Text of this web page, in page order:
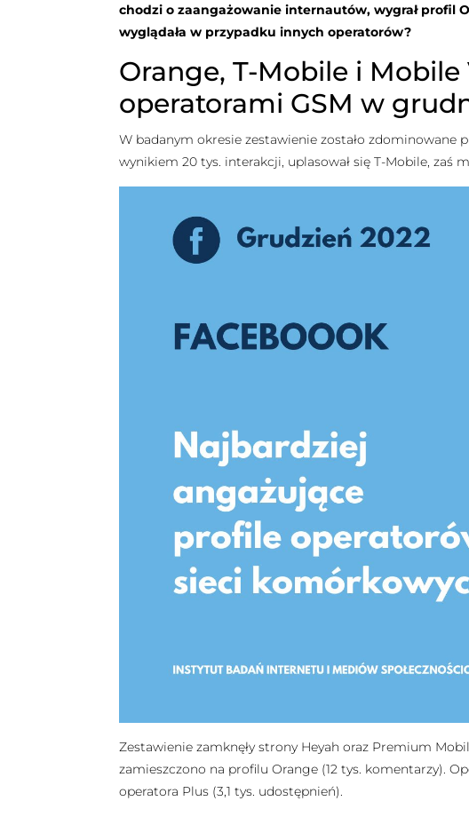
chodzi o zaangażowanie internautów, wygrał profil
wyglądała w przypadku innych operatorów?
Orange, T-Mobile i
operatorami GSM w
W badanym okresie zestawienie zostało zdominowane
wynikiem 20 tys. interakcji, uplasował się T-Mobile, zaś
Zestawienie zamknęły strony Heyah oraz Premium
zamieszczono na profilu Orange (12 tys. komentarzy).
operatora Plus (3,1 tys. udostępnień).